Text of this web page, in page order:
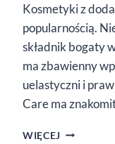
Kosmetyki z
popularnością.
składnik bogaty
ma zbawienny
uelastyczni i
Care ma
WIĘCEJ KONOPIE